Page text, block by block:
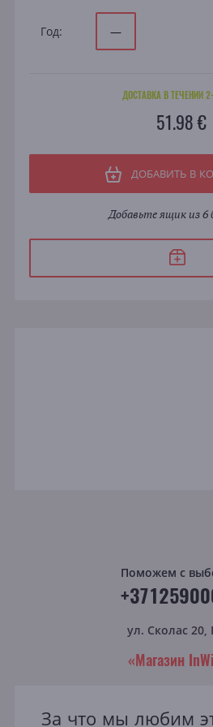
Год: —
ДОСТАВКА В ТЕЧЕНИИ
51.98 €
ДОБАВИТЬ В
Добавьте ящик из 6
Поможем с
ул. Сколас 20,
«Магазин
За что мы любим